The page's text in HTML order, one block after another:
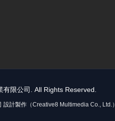
限公司. All Rights Reserved.
設計製作 （Creative8 Multimedia Co., Ltd.）